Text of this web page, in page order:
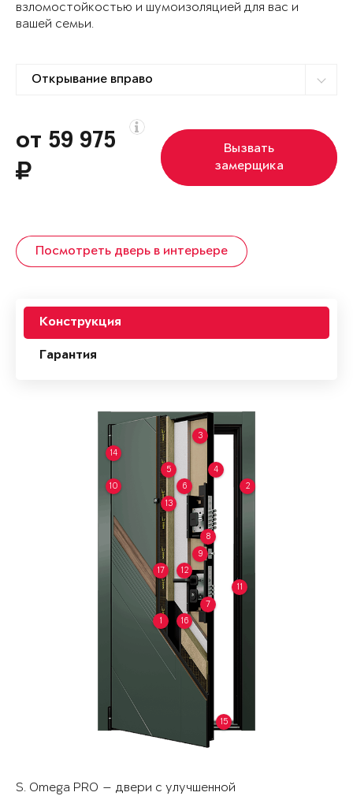
взломостойкостью и шумоизоляцией для вас и
вашей семьи.
от 59 975
Вызвать
замерщика
Посмотреть дверь в интерьере
Конструкция
Гарантия
1
2
3
4
5
6
7
8
9
10
11
12
13
14
15
16
17
S. Omega PRO — двери с улучшенной